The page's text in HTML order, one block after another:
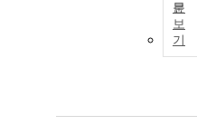
문
보
기